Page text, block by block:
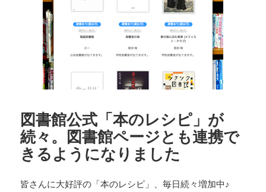
図書館公式「本のレシピ」が
続々。図書館ページとも連携で
きるようになりました
皆さんに大好評の「本のレシピ」、毎日続々増加中♪